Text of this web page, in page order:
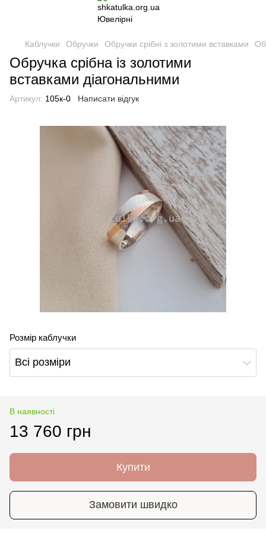
Каблучки Обручки Обручки срібні з золотими вставками
Обручка срібна із золотими
вставками діагональними
Артикул: 105к-0 Написати відгук
Розмір каблучки
Всі розміри
В наявності
13 760 грн
Купити
Замовити швидко